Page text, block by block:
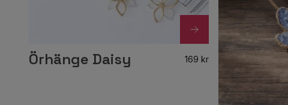
Örhänge Daisy 169 kr